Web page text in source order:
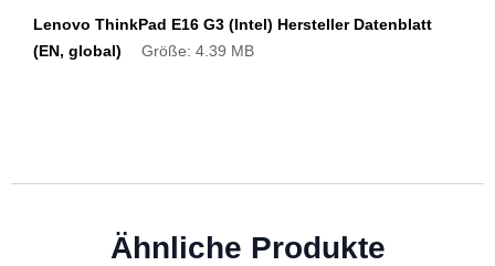
Lenovo ThinkPad E16 G3 (Intel) Hersteller Datenblatt
(EN, global)
Größe: 4.39 MB
Ähnliche Produkte